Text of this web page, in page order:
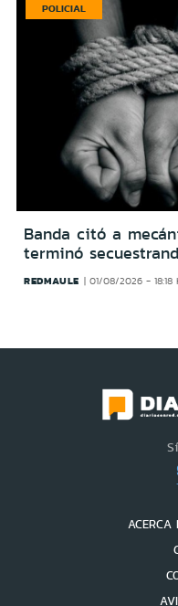
POLICIAL
Banda citó a
terminó
REDMAULE 01/08/2026 - 18:18
ACERCA